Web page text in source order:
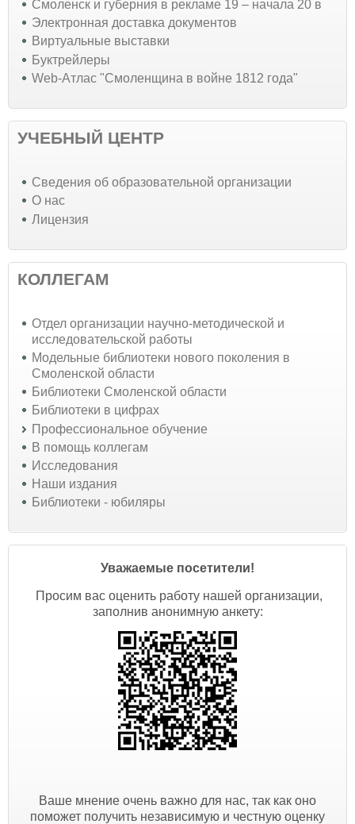
Смоленск и губерния в рекламе 19 – начала 20 в
Электронная доставка документов
Виртуальные выставки
Буктрейлеры
Web-Атлас "Смоленщина в войне 1812 года"
УЧЕБНЫЙ ЦЕНТР
Cведения об образовательной организации
О нас
Лицензия
КОЛЛЕГАМ
Отдел организации научно-методической и
исследовательской работы
Модельные библиотеки нового поколения в
Смоленской области
Библиотеки Смоленской области
Библиотеки в цифрах
Профессиональное обучение
В помощь коллегам
Исследования
Наши издания
Библиотеки - юбиляры
Уважаемые посетители!
Просим вас оценить работу нашей организации,
заполнив анонимную анкету:
Ваше мнение очень важно для нас, так как оно
поможет получить независимую и честную оценку